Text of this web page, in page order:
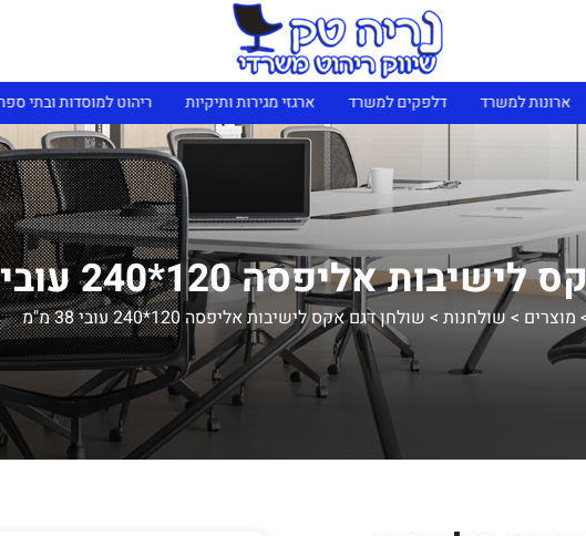
למשרד דלפקים למשרד ארגזי מגירות ותיקיות ריהוט למוסדות ובתי ספר
אליפסה 120*240 עובי 38 מ"מ
מוצרים >שולחנות > שולחן דגם אקס לישיבות אליפסה 120*240 עובי 38 מ"מ